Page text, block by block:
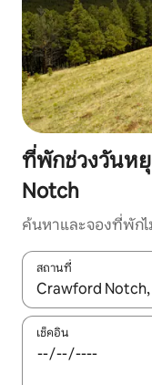
ที่พักช่วงวันห
Notch
ค้นหาและจองที่พักไ
สถานที่
ใช้ลูกศรขึ้นลง หรือใ
เช็คอิน